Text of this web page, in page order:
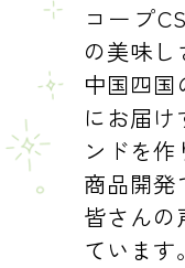
コープ
の美味
中国四
にお届け
ンドを作
商品開発
皆さんの
ています。